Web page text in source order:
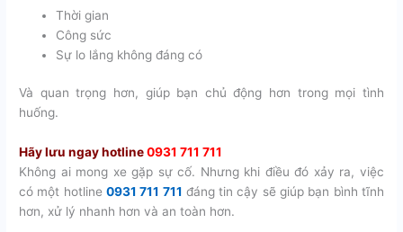
Thời gian
Công sức
Sự lo lắng không đáng có
Và quan trọng hơn, giúp bạn chủ động hơn trong mọi tình
huống.
Hãy lưu ngay hotline0931 711 711
Không ai mong xe gặp sự cố. Nhưng khi điều đó xảy ra, việc
có một hotline 0931 711 711 đáng tin cậy sẽ giúp bạn bình tĩnh
hơn, xử lý nhanh hơn và an toàn hơn.